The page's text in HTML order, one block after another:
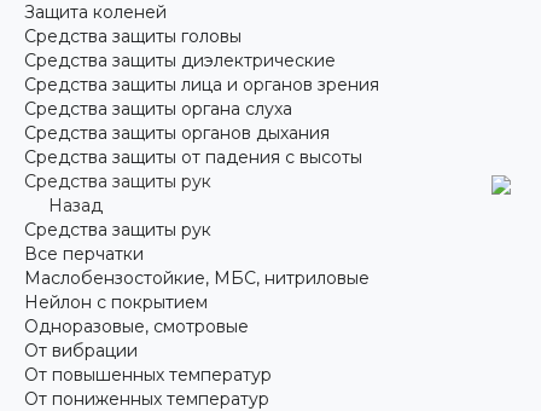
Защита коленей
Средства защиты головы
Средства защиты диэлектрические
Средства защиты лица и органов зрения
Средства защиты органа слуха
Средства защиты органов дыхания
Средства защиты от падения с высоты
Средства защиты рук
Назад
Средства защиты рук
Все перчатки
Маслобензостойкие, МБС, нитриловые
Нейлон с покрытием
Одноразовые, смотровые
От вибрации
От повышенных температур
От пониженных температур